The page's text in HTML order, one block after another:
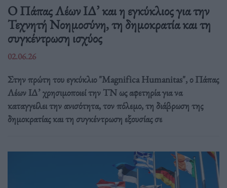
Ο Πάπας Λέων ΙΔ’ και η εγκύκλιος για την
Τεχνητή Νοημοσύνη, τη δημοκρατία και τη
συγκέντρωση ισχύος
02.06.26
Στην πρώτη του εγκύκλιο "Magnifica Humanitas", ο Πάπας
Λέων ΙΔ’ χρησιμοποιεί την ΤΝ ως αφετηρία για να
καταγγείλει την ανισότητα, τον πόλεμο, τη διάβρωση της
δημοκρατίας και τη συγκέντρωση εξουσίας σε